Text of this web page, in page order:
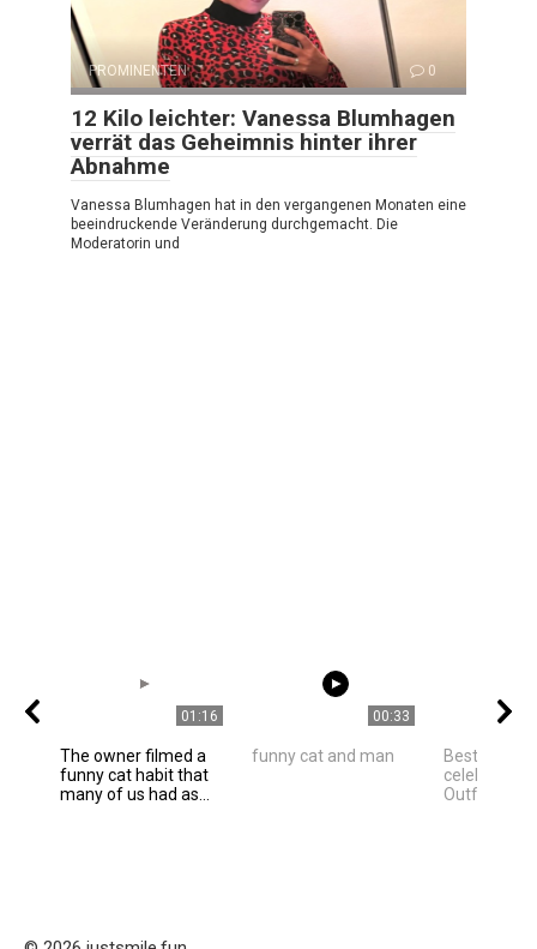
PROMINENTEN 0
12 Kilo leichter: Vanessa Blumhagen
verrät das Geheimnis hinter ihrer
Abnahme
Vanessa Blumhagen hat in den vergangenen Monaten eine
beeindruckende Veränderung durchgemacht. Die
Moderatorin und
01:16
The owner filmed a
funny cat habit that
many of us had as...
00:33
funny cat and man
Best
celebrities
Outfit Ideas